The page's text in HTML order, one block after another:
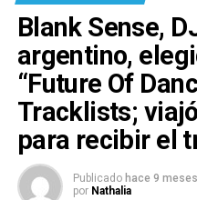
Blank Sense,
argentino,
“Future Of
Tracklists;
para recibir el
Publicado hace 9 meses
por Nathalia